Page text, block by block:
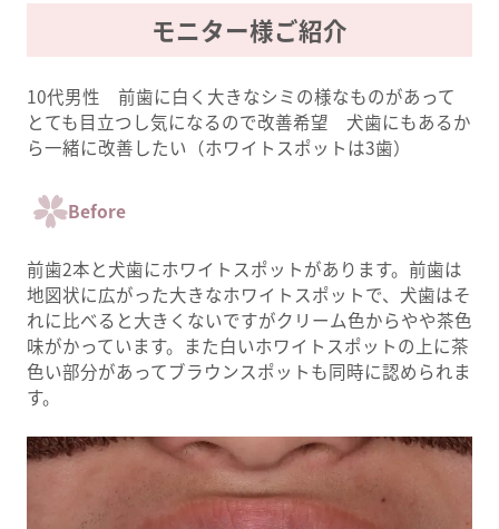
モニター様ご紹介
10代男性 前歯に白く大きなシミの様なものがあって
とても目立つし気になるので改善希望 犬歯にもあるか
ら一緒に改善したい（ホワイトスポットは3歯）
Before
前歯2本と犬歯にホワイトスポットがあります。前歯は
地図状に広がった大きなホワイトスポットで、犬歯はそ
れに比べると大きくないですがクリーム色からやや茶色
味がかっています。また白いホワイトスポットの上に茶
色い部分があってブラウンスポットも同時に認められま
す。